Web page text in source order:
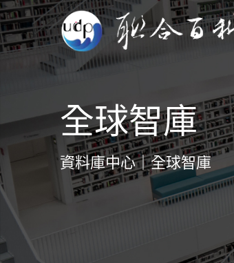
Skip
to
全球智庫
資料庫中心｜全球智庫